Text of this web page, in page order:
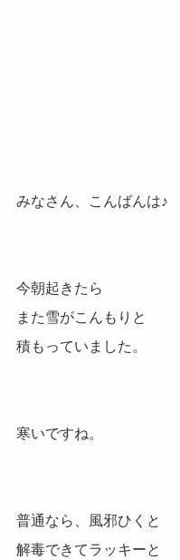
みなさん、こんばんは♪
今朝起きたら
また雪がこんもりと
積もっていました。
寒いですね。
普通なら、風邪ひくと
解毒できてラッキーと